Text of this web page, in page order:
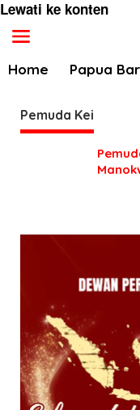
Lewati ke konten
Home Papua
Pemuda Kei